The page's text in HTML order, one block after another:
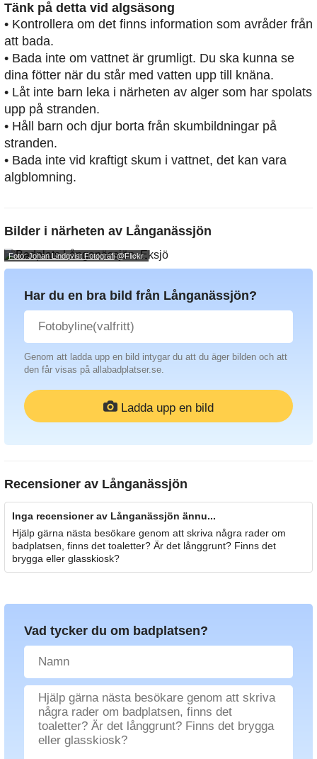
Tänk på detta vid algsäsong
• Kontrollera om det finns information som avråder från
att bada.
• Bada inte om vattnet är grumligt. Du ska kunna se
dina fötter när du står med vatten upp till knäna.
• Låt inte barn leka i närheten av alger som har spolats
upp på stranden.
• Håll barn och djur borta från skumbildningar på
stranden.
• Bada inte vid kraftigt skum i vattnet, det kan vara
algblomning.
Bilder i närheten av Långanässjön
Foto: Johan Lindqvist Fotografi@Flickr.
Har du en bra bild från Långanässjön?
Genom att ladda upp en bild intygar du att du äger bilden och att
den får visas på allabadplatser.se.
Ladda upp en bild
Recensioner av Långanässjön
Inga recensioner av Långanässjön ännu...
Hjälp gärna nästa besökare genom att skriva några rader om
badplatsen, finns det toaletter? Är det långgrunt? Finns det
brygga eller glasskiosk?
Vad tycker du om badplatsen?